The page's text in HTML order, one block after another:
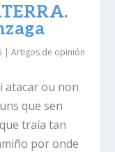
|Artigos de opinión
atacar ou non
que sen
traía tan
por onde